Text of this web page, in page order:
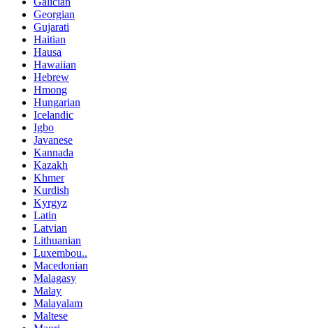
Georgian
Gujarati
Haitian
Hausa
Hawaiian
Hebrew
Hmong
Hungarian
Icelandic
Igbo
Javanese
Kannada
Kazakh
Khmer
Kurdish
Kyrgyz
Latin
Latvian
Lithuanian
Luxembou..
Macedonian
Malagasy
Malay
Malayalam
Maltese